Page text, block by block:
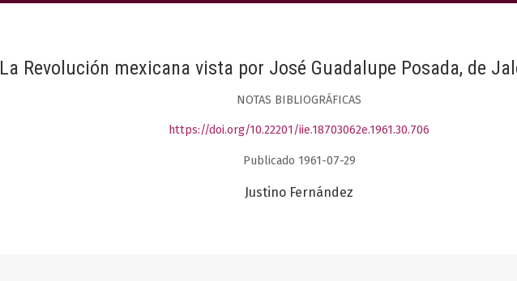
La Revolución mexicana vista por José Guadalupe Posada, de
NOTAS BIBLIOGRÁFICAS
https://doi.org/10.22201/iie.18703062e.1961.30.706
Publicado 1961-07-29
Justino Fernández